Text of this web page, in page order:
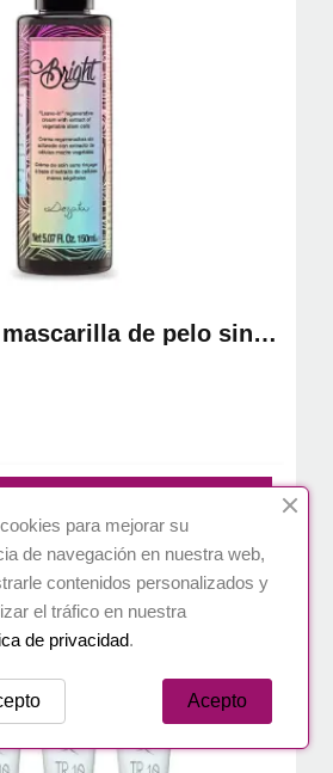
de pelo sin
para mejorar su
de navegación en nuestra web,
contenidos personalizados y
el tráfico en nuestra
de privacidad.
Acepto